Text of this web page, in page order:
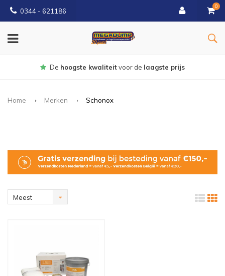
0344 - 621186
0
Gratisbezorgd vanaf € 150
Home Merken Schonox
Meest